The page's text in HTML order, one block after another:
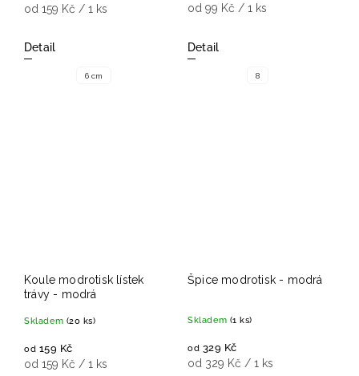
od 159 Kč / 1 ks
Detail
6 cm
od 99 Kč / 1 ks
Detail
8
Koule modrotisk lístek
trávy - modrá
Skladem (20 ks)
od 159 Kč
od 159 Kč / 1 ks
Špice modrotisk - modrá
Skladem (1 ks)
od 329 Kč
od 329 Kč / 1 ks